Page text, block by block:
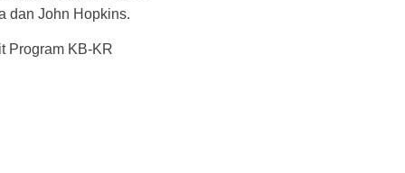
dan John Hopkins.
Program KB-KR